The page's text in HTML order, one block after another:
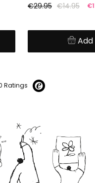
€29.95 €14.95
Ratings